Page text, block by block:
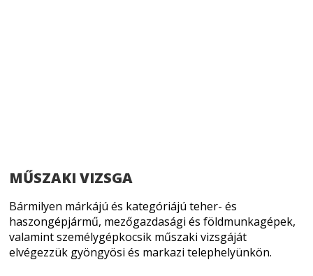
MŰSZAKI VIZSGA
Bármilyen márkájú és kategóriájú teher- és
haszongépjármű, mezőgazdasági és földmunkagépek,
valamint személygépkocsik műszaki vizsgáját
elvégezzük gyöngyösi és markazi telephelyünkön.